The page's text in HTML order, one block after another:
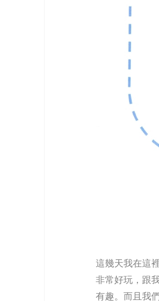
這幾天我在這
非常好玩，跟
有趣。而且我